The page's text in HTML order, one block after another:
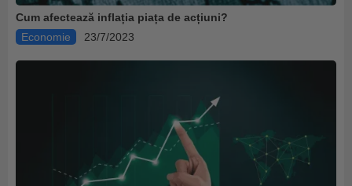
Cum afectează inflația piața de acțiuni?
Economie
23/7/2023